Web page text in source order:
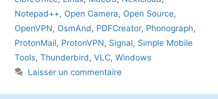
Notepad++, Open Camera, Open Source,
OpenVPN, OsmAnd , PDFCreator, Phonograph,
ProtonMail, ProtonVPN, Signal, Simple Mobile
Tools, Thunderbird , VLC, Windows
Laisser un commentaire